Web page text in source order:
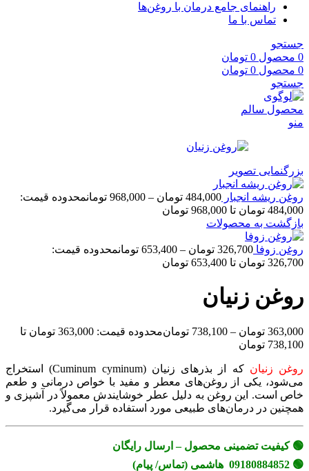
راهنمای جامع درمان با روغن‌ها
تماس با ما
جستجو
0 محصول 0 تومان
0 محصول 0 تومان
جستجو
منو
بزرگنمایی تصویر
روغن ریشه انجبار 484,000 تومان –
968,000 تومانمحدوده قیمت:
484,000 تومان تا 968,000 تومان
بازگشت به محصولات
روغن زوفا 326,700 تومان –
653,400 تومانمحدوده قیمت:
326,700 تومان تا 653,400 تومان
روغن زنیان
363,000 تومان –
738,100 تومان
محدوده قیمت: 363,000 تومان تا
738,100 تومان
روغن زنیان
که از بذرهای زنیان (Cuminum cyminum) استخراج
می‌شود، یکی از روغن‌های معطر و مفید با خواص درمانی و طعم
خاص است. این روغن به دلیل عطر خوشایندش معمولاً در آشپزی و
همچنین در درمان‌های طبیعی مورد استفاده قرار می‌گیرد.
🟢 کیفیت تضمینی محصول – ارسال رایگان
🟢 09180884852 هاشمی (تماس/ پیام)